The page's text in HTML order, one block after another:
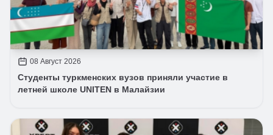
08 Август 2026
Студенты туркменских вузов приняли участие в
летней школе UNITEN в Малайзии